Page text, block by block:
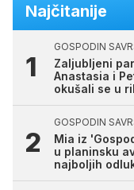
Najčitanije
GOSPODIN
Zaljubljeni
Anastasia i
okušali se u
GOSPODIN
Mia iz
u planinsku
najboljih